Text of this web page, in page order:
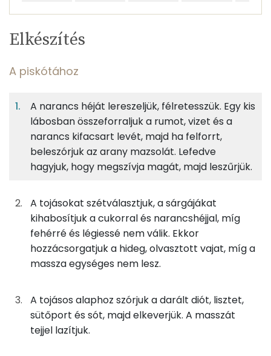
Egy
adagban
5%
A piskótához
28gtojás
35 kcal
10gvaj
72 kcal
15gfinomliszt
15gdió
0gsó
0 kcal
TÁPANYAGTARTALOM
5%
Fehérje
39%
Szénhidrát
17%
Zsír
39%
Víz
TOP ásványi anyagok
Kálcium
Nátrium
Magnézium
Szelén
TOP vitaminok
Elkészítés
A piskótához
A narancs héját lereszeljük, félretesszük. Egy kis
lábosban összeforraljuk a rumot, vizet és a
narancs kifacsart levét, majd ha felforrt,
beleszórjuk az arany mazsolát. Lefedve
hagyjuk, hogy megszívja magát, majd leszűrjük.
A tojásokat szétválasztjuk, a sárgájákat
kihabosítjuk a cukorral és narancshéjjal, míg
fehérré és légiessé nem válik. Ekkor
hozzácsorgatjuk a hideg, olvasztott vajat, míg a
massza egységes nem lesz.
A tojásos alaphoz szórjuk a darált diót, lisztet,
sütőport és sót, majd elkeverjük. A masszát
tejjel lazítjuk.